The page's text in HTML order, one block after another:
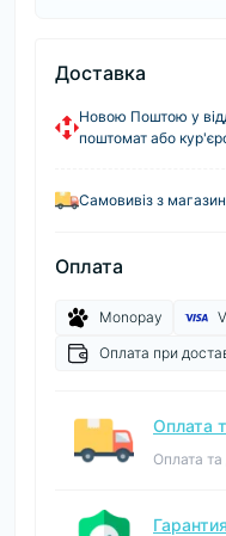
Доставка
Новою Поштою у
поштомат або
Самовивіз з
Оплата
Monopay
Оплата при
Оплата
Оплата та